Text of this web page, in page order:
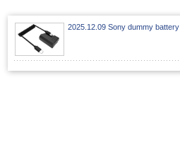
2025.12.09 Sony dummy battery